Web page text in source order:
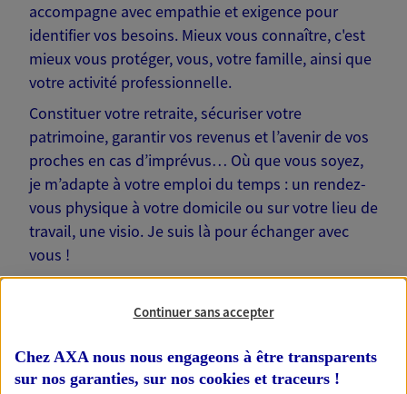
accompagne avec empathie et exigence pour
identifier vos besoins. Mieux vous connaître, c'est
mieux vous protéger, vous, votre famille, ainsi que
votre activité professionnelle.
Constituer votre retraite, sécuriser votre
patrimoine, garantir vos revenus et l’avenir de vos
proches en cas d’imprévus… Où que vous soyez,
je m’adapte à votre emploi du temps : un rendez-
vous physique à votre domicile ou sur votre lieu de
travail, une visio. Je suis là pour échanger avec
vous !
Nos offres phares
Continuer sans accepter
Chez AXA nous nous engageons à être transparents
sur nos garanties, sur nos cookies et traceurs !